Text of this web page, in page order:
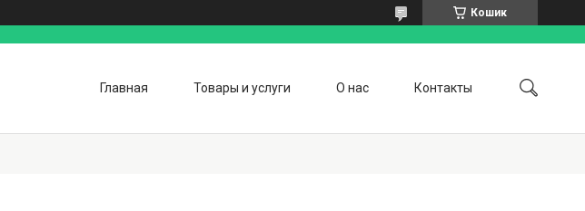
Кошик
Главная Товары и услуги О нас Контакты